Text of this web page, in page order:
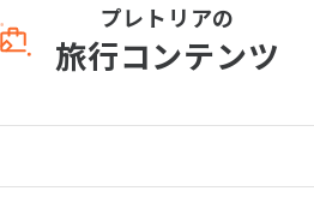
プレトリアの
旅行コンテンツ